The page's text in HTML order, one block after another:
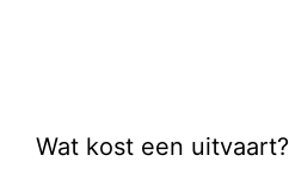
Wat kost een uitvaart?